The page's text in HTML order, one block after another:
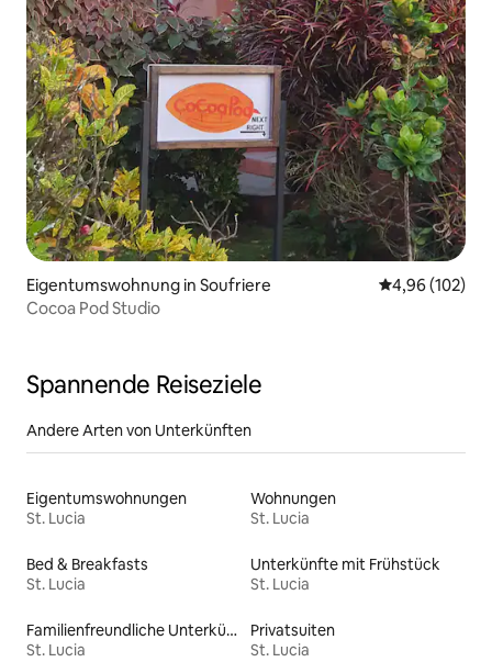
Eigentumswohnung in Soufriere
4,96 (102)
Cocoa Pod Studio
Spannende Reiseziele
Andere Arten von Unterkünften
Eigentumswohnungen
St. Lucia
Wohnungen
St. Lucia
Bed & Breakfasts
St. Lucia
Unterkünfte mit Frühstück
St. Lucia
Familienfreundliche Unterkünfte
St. Lucia
Privatsuiten
St. Lucia